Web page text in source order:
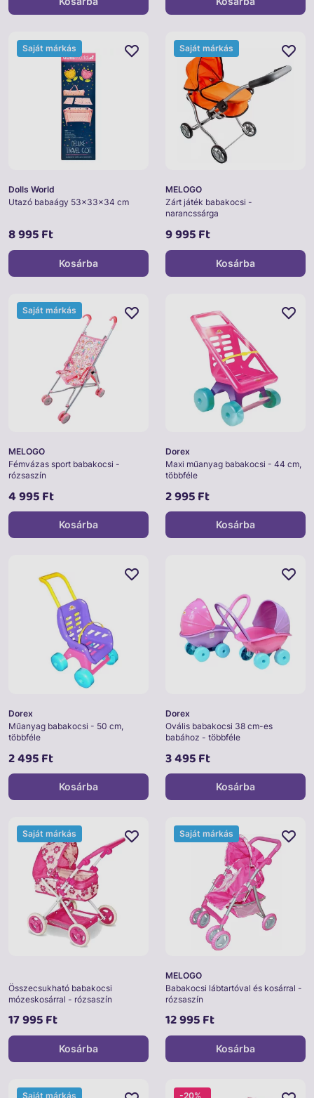
Dolls World
Utazó babaágy 53x33x34 cm
8 995 Ft
Saját márkás
Kosárba
MELOGO
Zárt játék babakocsi -
narancssárga
9 995 Ft
Saját márkás
Kosárba
MELOGO
Fémvázas sport babakocsi -
rózsaszín
4 995 Ft
Saját márkás
Kosárba
Dorex
Maxi műanyag babakocsi - 44 cm,
többféle
2 995 Ft
Kosárba
Dorex
Műanyag babakocsi - 50 cm,
többféle
2 495 Ft
Kosárba
Dorex
Ovális babakocsi 38 cm-es
babához - többféle
3 495 Ft
Kosárba
Összecsukható babakocsi
mózeskosárral - rózsaszín
17 995 Ft
Saját márkás
Kosárba
MELOGO
Babakocsi lábtartóval és kosárral -
rózsaszín
12 995 Ft
Saját márkás
Kosárba
Saját márkás -20%